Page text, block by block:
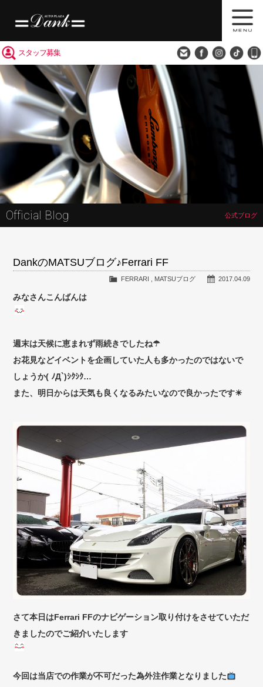
スタッフ募集
Official Blog 公式ブログ
DankのMATSUブログ♪Ferrari FF
2017.04.09
FERRARI MATSUブログ
みなさんこんばんは
週末は天候に恵まれず雨続きでしたね☂
お花見などイベントを企画していた人も多かったのではないで
しょうか( ﾉД`)ｼｸｼｸ…
また、明日からは天気も良くなるみたいなので良かったです☀
さて本日はFerrari FFのナビゲーション取り付けをさせていただ
きましたのでご紹介いたします
今回は当店での作業が不可だった為外注作業となりました